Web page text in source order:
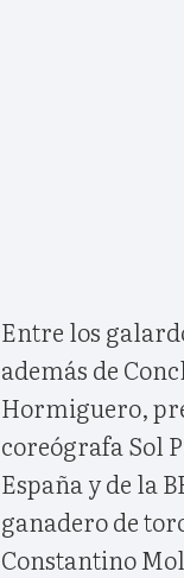
Entre los
además de
Hormiguero,
coreógrafa Sol
España y de la
ganadero de
Constantino